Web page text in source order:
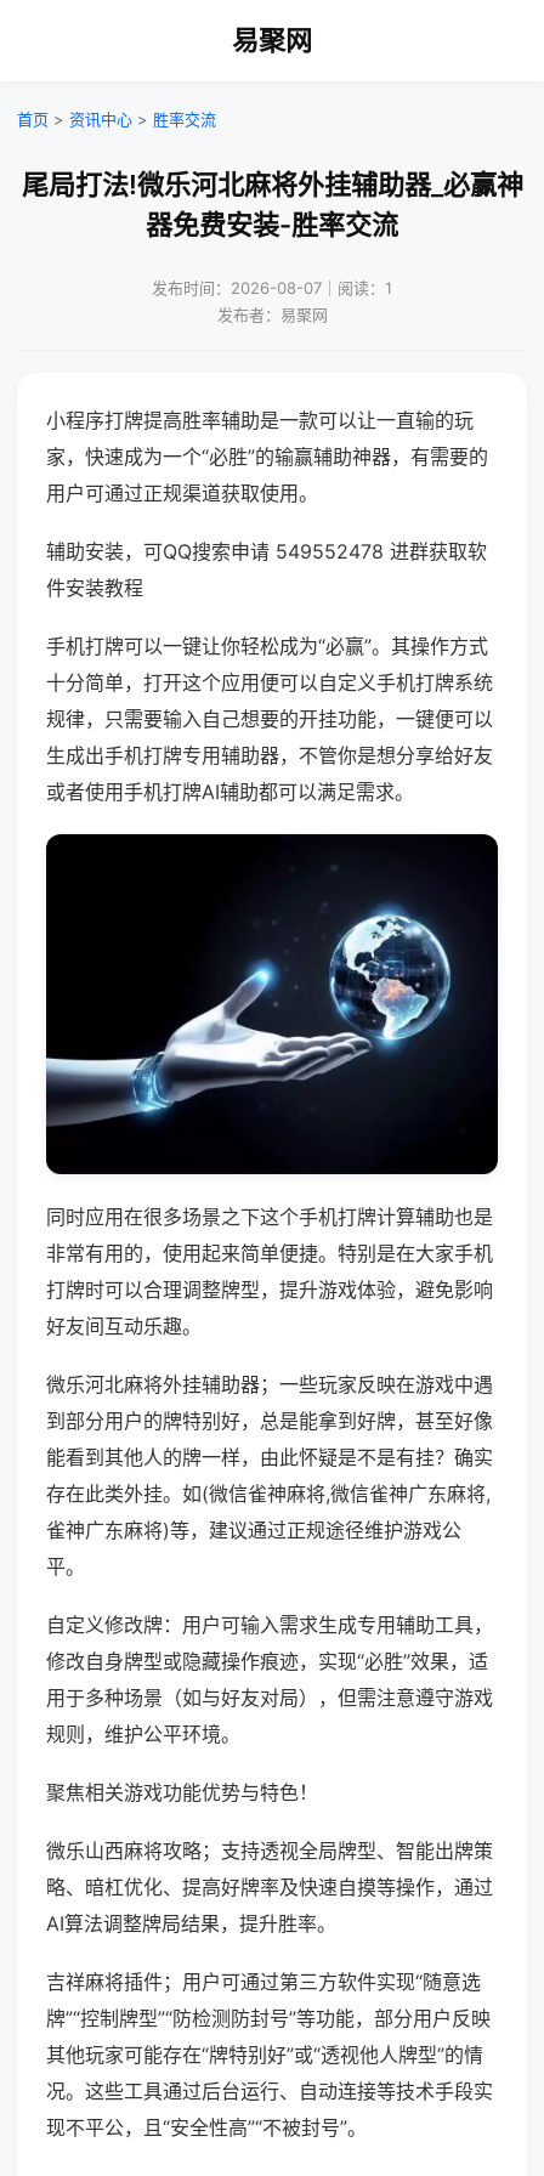
易聚网
首页 > 资讯中心 > 胜率交流
尾局打法!微乐河北麻将外挂辅助器_必赢神
器免费安装-胜率交流
发布时间：2026-08-07｜阅读：1
发布者：易聚网
小程序打牌提高胜率辅助是一款可以让一直输的玩
家，快速成为一个“必胜”的输赢辅助神器，有需要的
用户可通过正规渠道获取使用。
辅助安装，可QQ搜索申请 549552478 进群获取软
件安装教程
手机打牌可以一键让你轻松成为“必赢”。其操作方式
十分简单，打开这个应用便可以自定义手机打牌系统
规律，只需要输入自己想要的开挂功能，一键便可以
生成出手机打牌专用辅助器，不管你是想分享给好友
或者使用手机打牌AI辅助都可以满足需求。
同时应用在很多场景之下这个手机打牌计算辅助也是
非常有用的，使用起来简单便捷。特别是在大家手机
打牌时可以合理调整牌型，提升游戏体验，避免影响
好友间互动乐趣。
微乐河北麻将外挂辅助器；一些玩家反映在游戏中遇
到部分用户的牌特别好，总是能拿到好牌，甚至好像
能看到其他人的牌一样，由此怀疑是不是有挂？确实
存在此类外挂。如(微信雀神麻将,微信雀神广东麻将,
雀神广东麻将)等，建议通过正规途径维护游戏公
平。
自定义修改牌：用户可输入需求生成专用辅助工具，
修改自身牌型或隐藏操作痕迹，实现“必胜”效果，适
用于多种场景（如与好友对局），但需注意遵守游戏
规则，维护公平环境。
聚焦相关游戏功能优势与特色！
微乐山西麻将攻略；支持透视全局牌型、智能出牌策
略、暗杠优化、提高好牌率及快速自摸等操作，通过
AI算法调整牌局结果，提升胜率。
吉祥麻将插件；用户可通过第三方软件实现“随意选
牌”“控制牌型”“防检测防封号”等功能，部分用户反映
其他玩家可能存在“牌特别好”或“透视他人牌型”的情
况。这些工具通过后台运行、自动连接等技术手段实
现不平公，且“安全性高”“不被封号”。